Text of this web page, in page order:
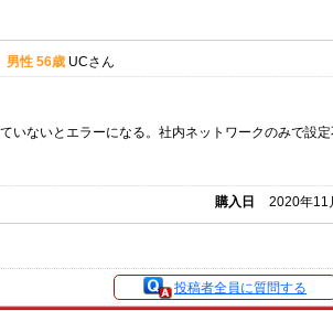
男性 56歳 UCさん
いないとエラーになる。社内ネットワークのみで設
購入日 2020年11
投稿者全員に質問する